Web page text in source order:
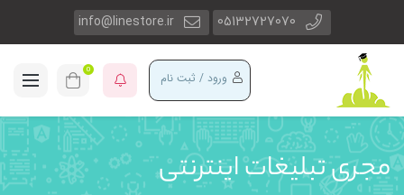
05132727070
info@linestore.ir
ورود / ثبت نام 0
مجری تبلیغات اینترنتی